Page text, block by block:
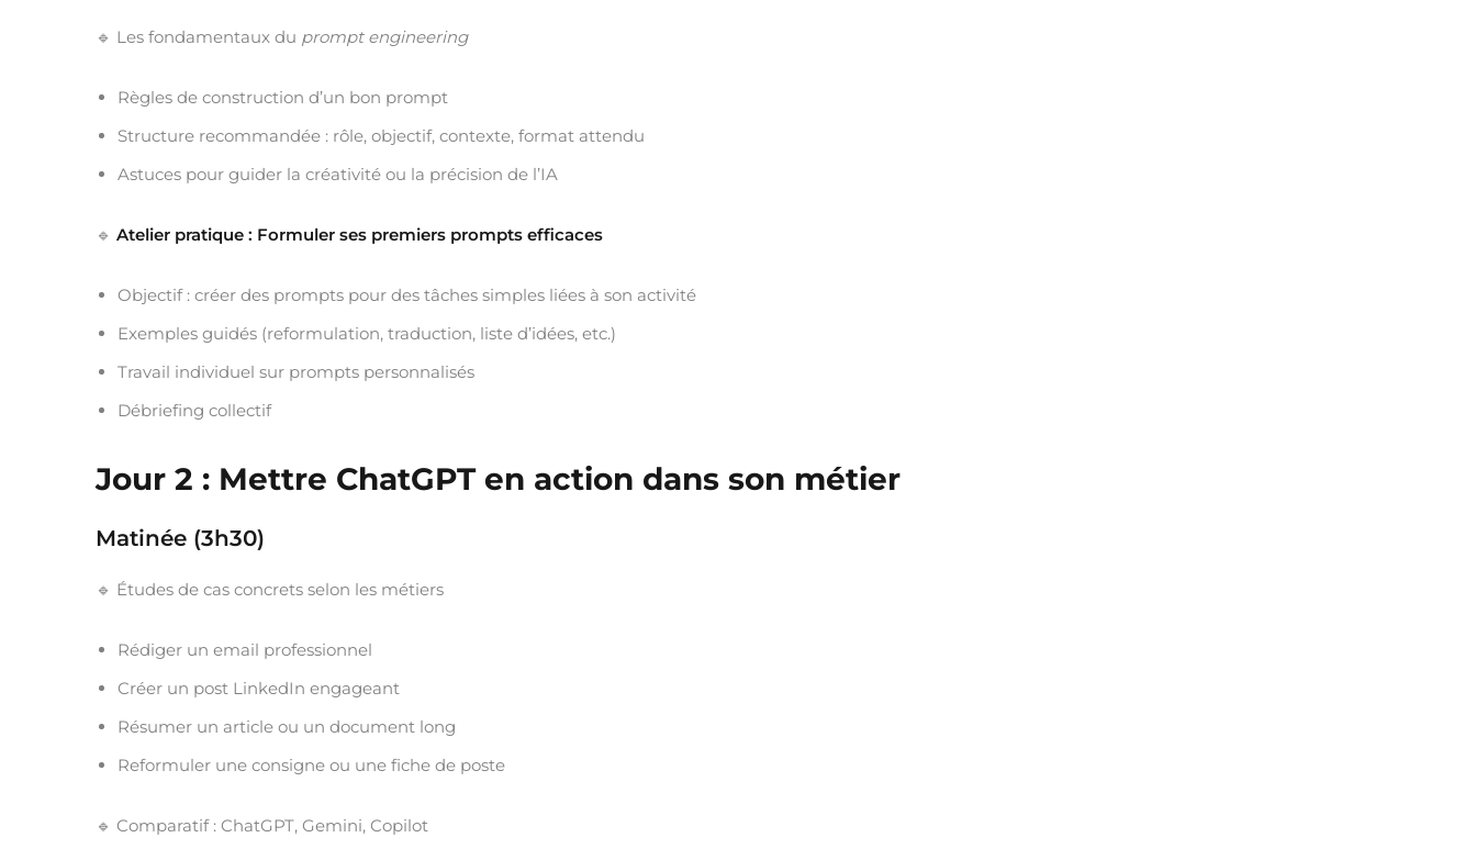
🔹 Les fondamentaux du prompt engineering
Règles de construction d’un bon prompt
Structure recommandée : rôle, objectif, contexte, format attendu
Astuces pour guider la créativité ou la précision de l’IA
🔹 Atelier pratique : Formuler ses premiers prompts efficaces
Objectif : créer des prompts pour des tâches simples liées à son activité
Exemples guidés (reformulation, traduction, liste d’idées, etc.)
Travail individuel sur prompts personnalisés
Débriefing collectif
Jour 2 : Mettre ChatGPT en action dans son métier
Matinée (3h30)
🔹 Études de cas concrets selon les métiers
Rédiger un email professionnel
Créer un post LinkedIn engageant
Résumer un article ou un document long
Reformuler une consigne ou une fiche de poste
🔹 Comparatif : ChatGPT, Gemini, Copilot